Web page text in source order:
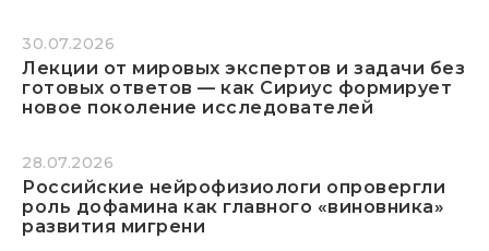
30.07.2026
Лекции от мировых экспертов и задачи без
готовых ответов — как Сириус формирует
новое поколение исследователей
28.07.2026
Российские нейрофизиологи опровергли
роль дофамина как главного «виновника»
развития мигрени